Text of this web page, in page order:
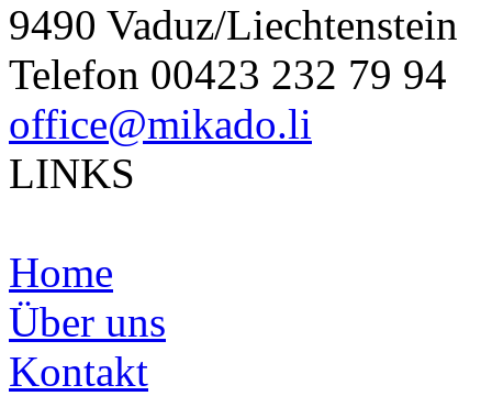
9490 Vaduz/Liechtenstein
Telefon 00423 232 79 94
office@mikado.li
LINKS
Home
Über uns
Kontakt